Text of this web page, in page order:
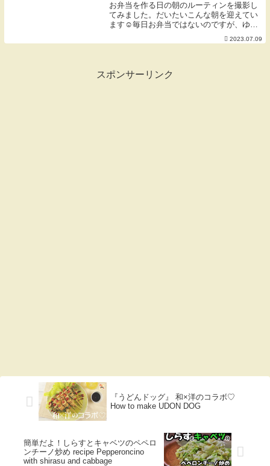
Alone Diaries,,,
お弁当を作る日の朝のルーティンを撮影し
てみました。だいたいこんな朝を迎えてい
ます☺︎毎日お弁当ではないのですが、ゆく
ゆくはそうなったらいい♡と思いつつ、無
理せず楽しくお弁当や自炊に向き合ってま
2023.07.09
スポンサーリンク
『うどんドッグ』 和×洋のコラボ♡
How to make UDON DOG
簡単だよ！しらすとキャベツのペペロ
ンチーノ炒め recipe Pepperoncino
with shirasu and cabbage